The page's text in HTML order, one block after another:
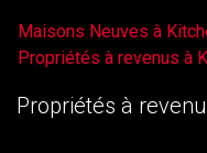
Maisons Neuves à
Propriétés à revenus à
Propriétés à